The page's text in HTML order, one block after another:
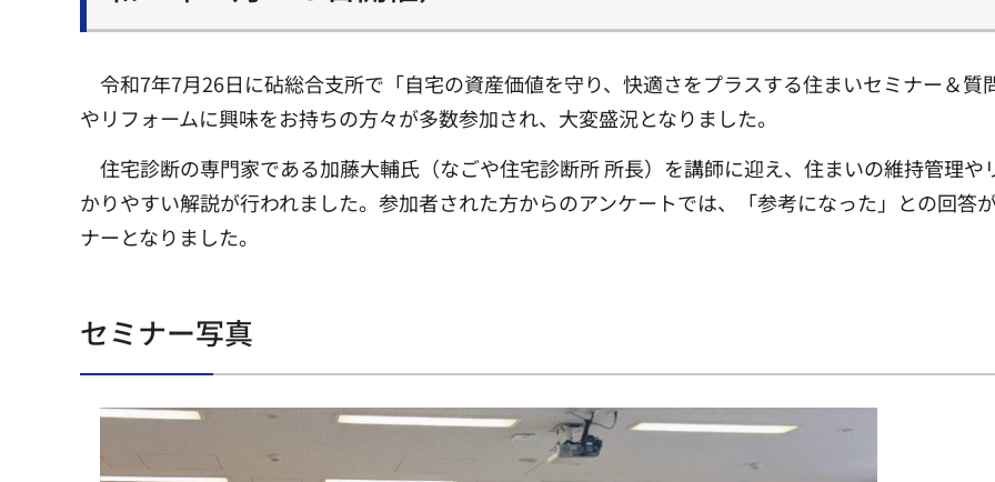
令和7年7月26日に砧総合支所で「自宅の資産価値を守り、快適さをプラスする住まいセミナー＆
やリフォームに興味をお持ちの方々が多数参加され、大変盛況となりました。
住宅診断の専門家である加藤大輔氏（なごや住宅診断所 所長）を講師に迎え、住まいの維持管理
かりやすい解説が行われました。参加者された方からのアンケートでは、「参考になった」との回答
ナーとなりました。
セミナー写真